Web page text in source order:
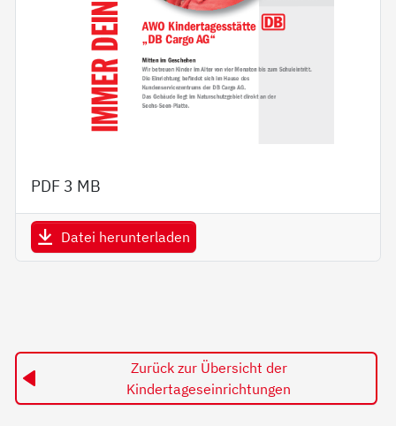
PDF 3 MB
Datei herunterladen
Zurück zur Übersicht der
Kindertageseinrichtungen